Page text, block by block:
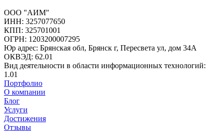
ООО "АИМ"
ИНН: 3257077650
КПП: 325701001
ОГРН: 1203200007295
Юр адрес: Брянская обл, Брянск г, Пересвета ул, дом 34А
ОКВЭД: 62.01
Вид деятельности в области информационных технологий:
1.01
Портфолио
О компании
Блог
Услуги
Достижения
Отзывы